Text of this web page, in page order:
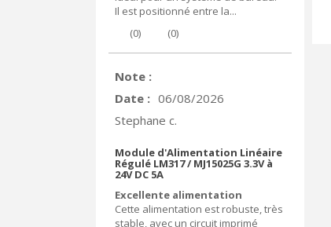
Il est positionné entre la...
(0) (0)
Note :
Date : 06/08/2026
Stephane c.
Module d'Alimentation Linéaire
Régulé LM317 / MJ15025G 3.3V à
24V DC 5A
Excellente alimentation
Cette alimentation est robuste, très
stable, avec un circuit imprimé